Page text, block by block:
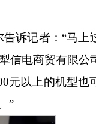
告诉记者：“马上
信电商贸有限公
以上的机型也
”